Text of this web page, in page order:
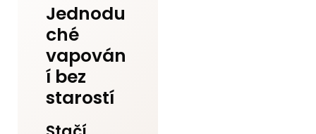
Jednodu
ché
vapován
í bez
starostí